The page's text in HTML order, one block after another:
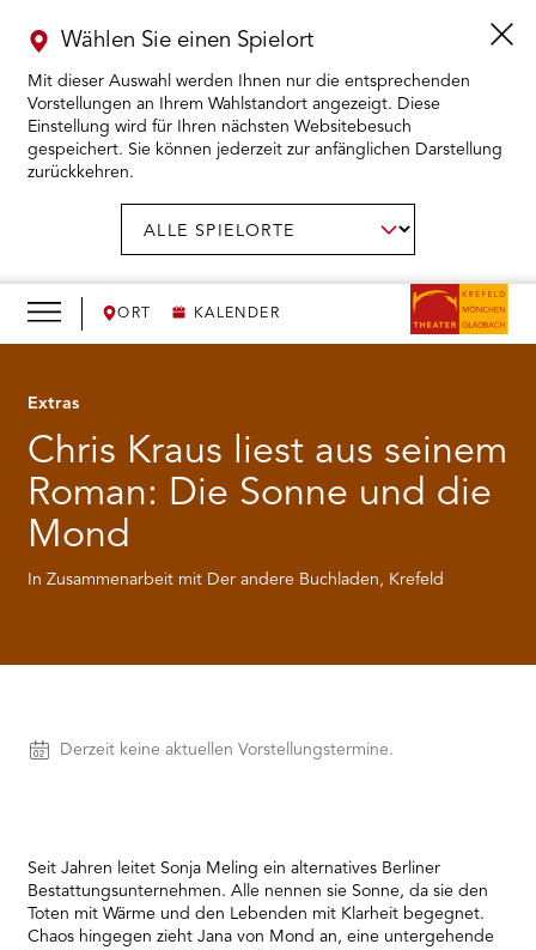
ORT KALENDER
Wählen Sie einen Spielort
Mit dieser Auswahl werden Ihnen nur die entsprechenden
Vorstellungen an Ihrem Wahlstandort angezeigt. Diese
Einstellung wird für Ihren nächsten Websitebesuch
gespeichert. Sie können jederzeit zur anfänglichen Darstellung
zurückkehren.
KARTENKAUF ÖFFNEN
WIR ÖFFNEN
DAS THEATER ÖFFNEN
THEATERPÄDAGOGIK ÖFFNEN
BESUCH ÖFFNEN
Extras
Chris Kraus liest aus seinem
Roman: Die Sonne und die
Mond
In Zusammenarbeit mit Der andere Buchladen, Krefeld
Vorstellungen
Derzeit keine aktuellen Vorstellungstermine.
Seit Jahren leitet Sonja Meling ein alternatives Berliner
Bestattungsunternehmen. Alle nennen sie Sonne, da sie den
Toten mit Wärme und den Lebenden mit Klarheit begegnet.
Chaos hingegen zieht Jana von Mond an, eine untergehende